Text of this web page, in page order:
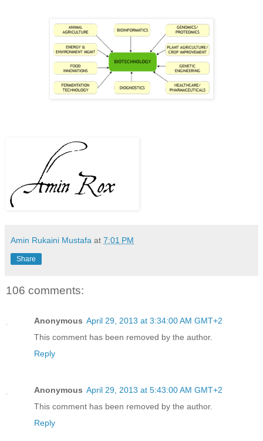
Amin Rukaini Mustafa at 7:01 PM
Share
106 comments:
Anonymous April 29, 2013 at 3:34:00 AM GMT+2
This comment has been removed by the author.
Reply
Anonymous April 29, 2013 at 5:43:00 AM GMT+2
This comment has been removed by the author.
Reply